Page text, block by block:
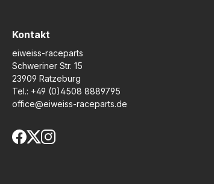
Finger und Handfläche lässt
fixieren oder wieder lösen –
auch mit dicken
Handschuhen. Dadurch kann
die Gasstellung stabil
gehalten werden, ohne den
Griff dauerhaft festzuhalten.
sorgt für eine geschmeidige
Bedienung, minimiert den
Kontakt
eiweiss-raceparts
Schweriner Str. 15
23909 Ratzeburg
Tel.: +49 (0)4508 8889795
office@eiweiss-raceparts.de